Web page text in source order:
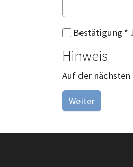
Bestätigung *
Hinweis
Auf der
Weiter